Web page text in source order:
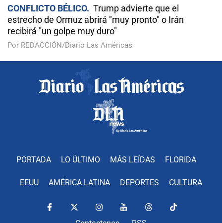
CONFLICTO BÉLICO
Trump advierte que el
estrecho de Ormuz abrirá "muy pronto" o Irán
recibirá "un golpe muy duro"
Por REDACCIÓN/Diario Las Américas
PORTADA LO ÚLTIMO MÁS LEÍDAS FLORIDA
EEUU AMÉRICA LATINA DEPORTES CULTURA